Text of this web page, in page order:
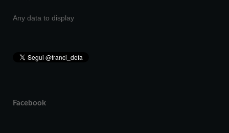
Any data to display
Facebook